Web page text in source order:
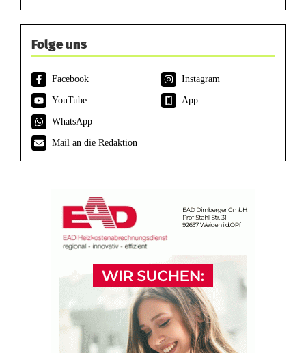
Folge uns
Facebook
Instagram
YouTube
App
WhatsApp
Mail an die Redaktion